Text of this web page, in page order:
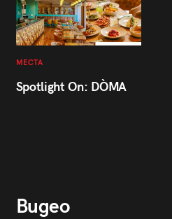
МЕСТА
Spotlight On: DÒMA
Видео